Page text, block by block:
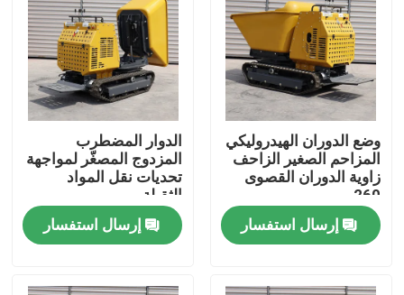
وضع الدوران الهيدروليكي
المزاحم الصغير الزاحف
زاوية الدوران القصوى
260
إرسال استفسار
الدوار المضطرب
المزدوج المصغّر لمواجهة
تحديات نقل المواد
الثقيلة
إرسال استفسار